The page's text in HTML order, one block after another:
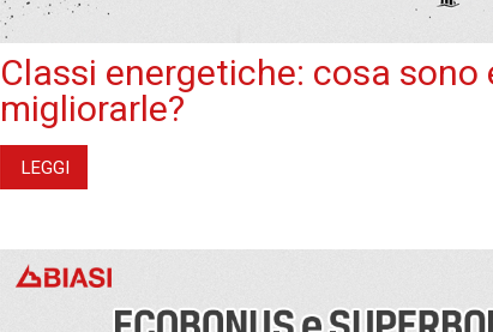
Classi energetiche: cosa sono
migliorarle?
LEGGI